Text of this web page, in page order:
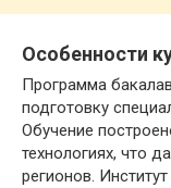
Особенности
Программа
подготовку
Обучение
технологиях, что
регионов.